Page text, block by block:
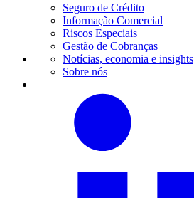
Seguro de Crédito
Informação Comercial
Riscos Especiais
Gestão de Cobranças
Notícias, economia e insights
Sobre nós